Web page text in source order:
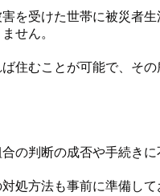
受けた世帯に被災者
せん。
むことが可能で、そ
判断の成否や手続き
方法も事前に準備して